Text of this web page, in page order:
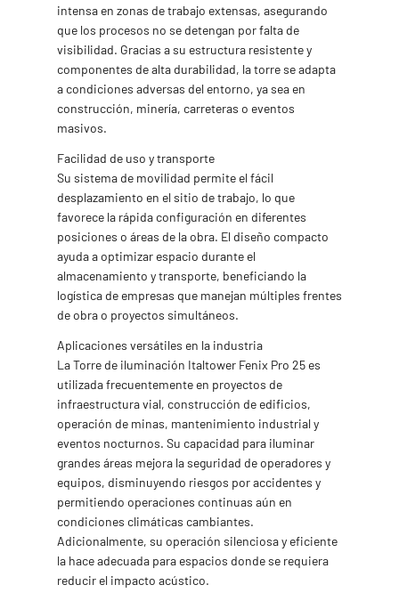
intensa en zonas de trabajo extensas, asegurando
que los procesos no se detengan por falta de
visibilidad. Gracias a su estructura resistente y
componentes de alta durabilidad, la torre se adapta
a condiciones adversas del entorno, ya sea en
construcción, minería, carreteras o eventos
masivos.
Facilidad de uso y transporte
Su sistema de movilidad permite el fácil
desplazamiento en el sitio de trabajo, lo que
favorece la rápida configuración en diferentes
posiciones o áreas de la obra. El diseño compacto
ayuda a optimizar espacio durante el
almacenamiento y transporte, beneficiando la
logística de empresas que manejan múltiples frentes
de obra o proyectos simultáneos.
Aplicaciones versátiles en la industria
La Torre de iluminación Italtower Fenix Pro 25 es
utilizada frecuentemente en proyectos de
infraestructura vial, construcción de edificios,
operación de minas, mantenimiento industrial y
eventos nocturnos. Su capacidad para iluminar
grandes áreas mejora la seguridad de operadores y
equipos, disminuyendo riesgos por accidentes y
permitiendo operaciones continuas aún en
condiciones climáticas cambiantes.
Adicionalmente, su operación silenciosa y eficiente
la hace adecuada para espacios donde se requiera
reducir el impacto acústico.